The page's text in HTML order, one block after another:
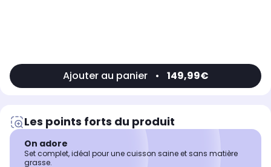
Ajouter au panier • 149,99€
Les points forts du produit
On adore
Set complet, idéal pour une cuisson saine et sans matière
grasse.